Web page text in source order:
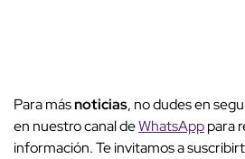
Para másnoticias, no dudes en
en nuestro canal deWhatsApppara
información. Te invitamos a